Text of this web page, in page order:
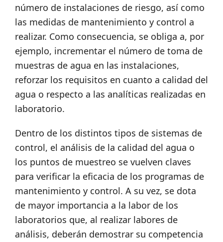
número de instalaciones de riesgo, así como
las medidas de mantenimiento y control a
realizar. Como consecuencia, se obliga a, por
ejemplo, incrementar el número de toma de
muestras de agua en las instalaciones,
reforzar los requisitos en cuanto a calidad del
agua o respecto a las analíticas realizadas en
laboratorio.
Dentro de los distintos tipos de sistemas de
control, el análisis de la calidad del agua o
los puntos de muestreo se vuelven claves
para verificar la eficacia de los programas de
mantenimiento y control. A su vez, se dota
de mayor importancia a la labor de los
laboratorios que, al realizar labores de
análisis, deberán demostrar su competencia